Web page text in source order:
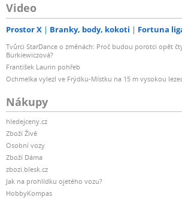
Video
Prostor X Branky, body, kokoti Fortuna
Tvůrci StarDance o změnách: Proč budou porotci opět
Burkiewiczová?
František Laurin pohřeb
Ochmelka vylezl ve Frýdku-Místku na 15 m vysokou
Nákupy
hledejceny.cz
Zboží Živě
Osobní vozy
Zboží Dáma
zbozi.blesk.cz
Jak na prohlídku ojetého vozu?
HobbyKompas